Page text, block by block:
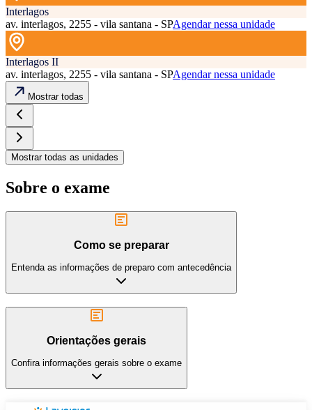
Interlagos
av. interlagos, 2255 - vila santana - SPAgendar nessa unidade
Interlagos II
av. interlagos, 2255 - vila santana - SPAgendar nessa unidade
Mostrar todas
Mostrar todas as unidades
Sobre o exame
Como se preparar
Entenda as informações de preparo com antecedência
Orientações gerais
Confira informações gerais sobre o exame